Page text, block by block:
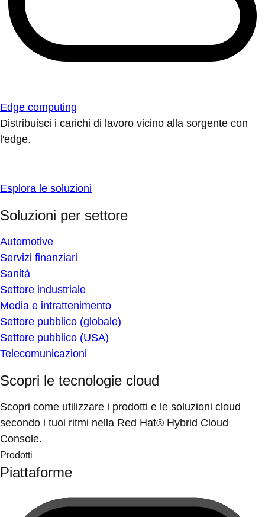
Edge computing
Distribuisci i carichi di lavoro vicino alla sorgente con
l'edge.
Esplora le soluzioni
Soluzioni per settore
Automotive
Servizi finanziari
Sanità
Settore industriale
Media e intrattenimento
Settore pubblico (globale)
Settore pubblico (USA)
Telecomunicazioni
Scopri le tecnologie cloud
Scopri come utilizzare i prodotti e le soluzioni cloud
secondo i tuoi ritmi nella Red Hat® Hybrid Cloud
Console.
Prodotti
Piattaforme